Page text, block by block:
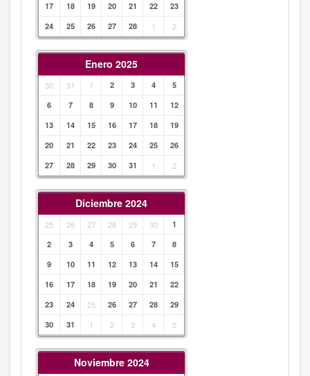
17
18 19 20 21 22
23
24
25 26 27 28 1 2
Enero 2025
30 31 1 2 3 4
5
6
7 8 9 10 11
12
13
14 15 16 17 18
19
20
21 22 23 24 25
26
27
28 29 30 31 1 2
Diciembre 2024
25 26 27 28 29 30
1
2
3 4 5 6 7
8
9
10 11 12 13 14
15
16
17 18 19 20 21
22
23
24 25 26 27 28
29
30
31 1 2 3 4 5
Noviembre 2024